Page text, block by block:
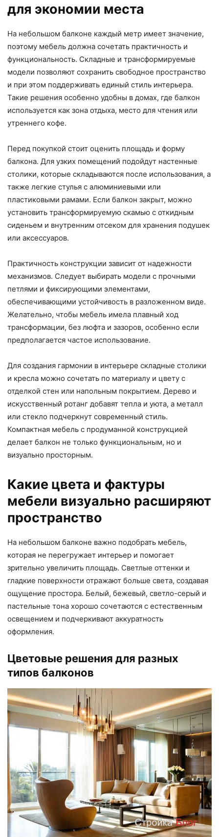
для экономии места
На небольшом балконе каждый метр имеет значение,
поэтому мебель должна сочетать практичность и
функциональность. Складные и трансформируемые
модели позволяют сохранить свободное пространство
и при этом поддерживать единый стиль интерьера.
Такие решения особенно удобны в домах, где балкон
используется как зона отдыха, место для чтения или
утреннего кофе.
Перед покупкой стоит оценить площадь и форму
балкона. Для узких помещений подойдут настенные
столики, которые складываются после использования, а
также легкие стулья с алюминиевыми или
пластиковыми рамами. Если балкон закрыт, можно
установить трансформируемую скамью с откидным
сиденьем и внутренним отсеком для хранения подушек
или аксессуаров.
Практичность конструкции зависит от надежности
механизмов. Следует выбирать модели с прочными
петлями и фиксирующими элементами,
обеспечивающими устойчивость в разложенном виде.
Желательно, чтобы мебель имела плавный ход
трансформации, без люфта и зазоров, особенно если
предполагается частое использование.
Для создания гармонии в интерьере складные столики
и кресла можно сочетать по материалу и цвету с
отделкой стен или напольным покрытием. Дерево и
искусственный ротанг добавят тепла и уюта, а металл
или стекло подчеркнут современный стиль.
Компактная мебель с продуманной конструкцией
делает балкон не только функциональным, но и
визуально просторным.
Какие цвета и фактуры
мебели визуально расширяют
пространство
На небольшом балконе важно подобрать мебель,
которая не перегружает интерьер и помогает
зрительно увеличить площадь. Светлые оттенки и
гладкие поверхности отражают больше света, создавая
ощущение простора. Белый, бежевый, светло-серый и
пастельные тона хорошо сочетаются с естественным
освещением и подчеркивают аккуратность
оформления.
Цветовые решения для разных
типов балконов